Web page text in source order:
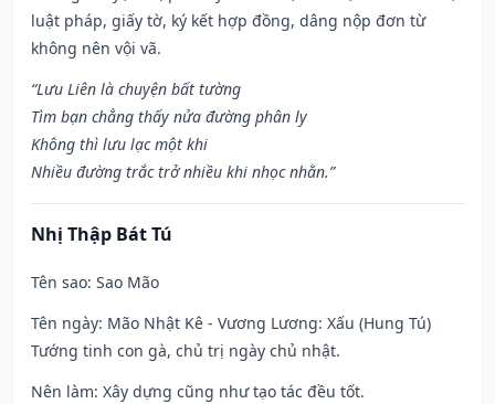
luật pháp, giấy tờ, ký kết hợp đồng, dâng nộp đơn từ
không nên vội vã.
“Lưu Liên là chuyện bất tường
Tìm bạn chẳng thấy nửa đường phân ly
Không thì lưu lạc một khi
Nhiều đường trắc trở nhiều khi nhọc nhằn.”
Nhị Thập Bát Tú
Tên sao: Sao Mão
Tên ngày: Mão Nhật Kê - Vương Lương: Xấu (Hung Tú)
Tướng tinh con gà, chủ trị ngày chủ nhật.
Nên làm: Xây dựng cũng như tạo tác đều tốt.